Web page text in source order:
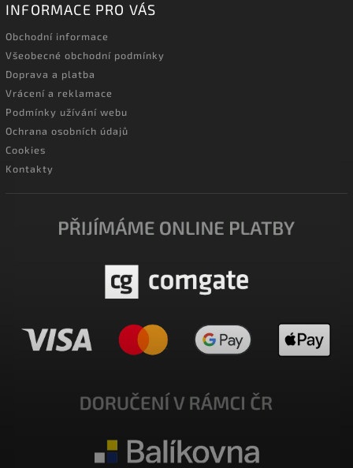
INFORMACE PRO VÁS
Obchodní informace
Všeobecné obchodní podmínky
Doprava a platba
Vrácení a reklamace
Podmínky užívání webu
Ochrana osobních údajů
Cookies
Kontakty